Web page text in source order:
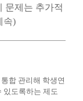
문제는 추가적
속)
합 관리해 학생연
있도록하는 제도